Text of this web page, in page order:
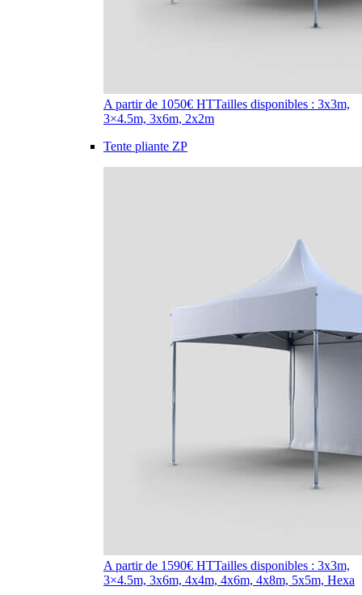
A partir de 1050€ HTTailles disponibles : 3x3m,
3×4.5m, 3x6m, 2x2m
Tente pliante ZP
A partir de 1590€ HTTailles disponibles : 3x3m,
3×4.5m, 3x6m, 4x4m, 4x6m, 4x8m, 5x5m, Hexa